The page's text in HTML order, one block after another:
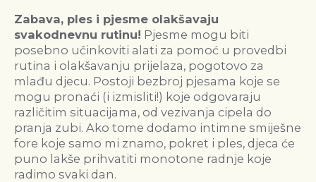
Zabava, ples i pjesme olakšavaju
svakodnevnu rutinu! Pjesme mogu biti
posebno učinkoviti alati za pomoć u provedbi
rutina i olakšavanju prijelaza, pogotovo za
mlađu djecu. Postoji bezbroj pjesama koje se
mogu pronaći (i izmisliti!) koje odgovaraju
različitim situacijama, od vezivanja cipela do
pranja zubi. Ako tome dodamo intimne smiješne
fore koje samo mi znamo, pokret i ples, djeca će
puno lakše prihvatiti monotone radnje koje
radimo svaki dan.